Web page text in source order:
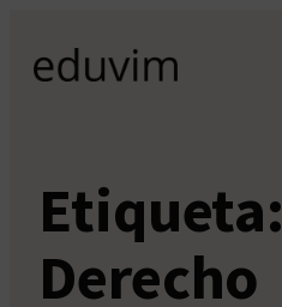
contenido
Etiqueta:
Derecho